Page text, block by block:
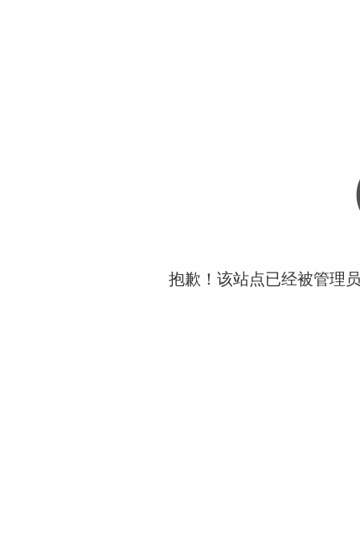
抱歉！该站点已经被管理